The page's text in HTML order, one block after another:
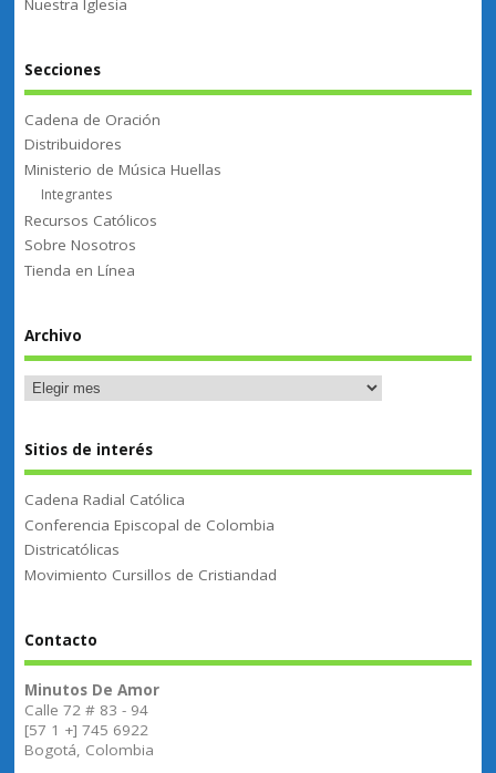
Nuestra Iglesia
Secciones
Cadena de Oración
Distribuidores
Ministerio de Música Huellas
Integrantes
Recursos Católicos
Sobre Nosotros
Tienda en Línea
Archivo
Sitios de interés
Cadena Radial Católica
Conferencia Episcopal de Colombia
Districatólicas
Movimiento Cursillos de Cristiandad
Contacto
Minutos De Amor
Calle 72 # 83 - 94
[57 1 +] 745 6922
Bogotá, Colombia